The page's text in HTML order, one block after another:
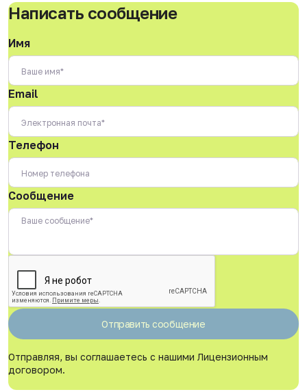
Написать сообщение
Имя
Email
Телефон
Сообщение
Отправить сообщение
Отправляя, вы соглашаетесь с нашими Лицензионным
договором.